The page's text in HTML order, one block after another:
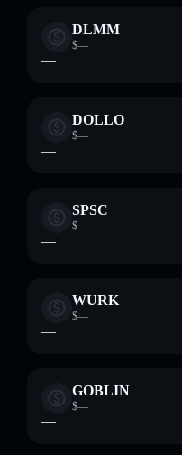
DLMM
$—
—
DOLLO
$—
—
SPSC
$—
—
WURK
$—
—
GOBLIN
$—
—